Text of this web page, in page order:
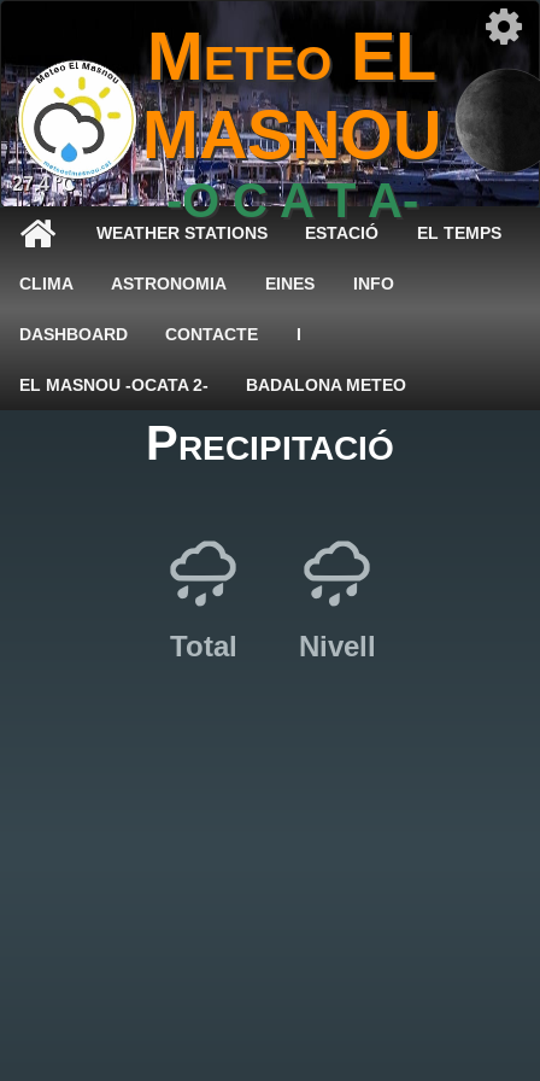
27.4 °C
Meteo EL
MASNOU
-O C A T A-
WEATHER STATIONS ESTACIÓ EL TEMPS
CLIMA ASTRONOMIA EINES INFO
DASHBOARD CONTACTE I
EL MASNOU -OCATA 2- BADALONA METEO
Precipitació
Total Nivell